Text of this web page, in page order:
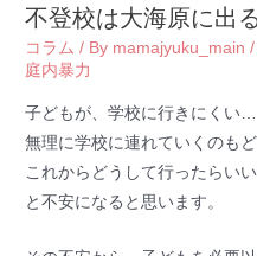
不登校は大海原に出
コラム / By mamajyuku_main
庭内暴力
子どもが、学校に行きにくい…
無理に学校に連れていくのも
これからどうして行ったらい
と不安になると思います。